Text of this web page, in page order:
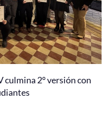
culmina 2° versión con